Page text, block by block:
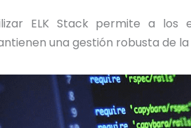
ELK Stack permite a los
una gestión robusta de